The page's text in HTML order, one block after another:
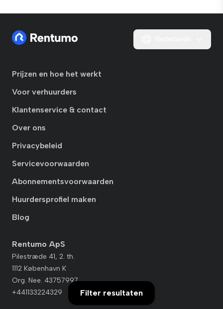
Filter resultaten
Prijzen en hoe het werkt
Voor verhuurders
Klantenservice & contact
Over ons
Privacybeleid
Servicevoorwaarden
Abonnementsvoorwaarden
Huurdersprofiel maken
Blog
Rentumo ApS
Pilestræde 41, 2. th.
1112 København K
Org. Nee. 43757997
+441133224329